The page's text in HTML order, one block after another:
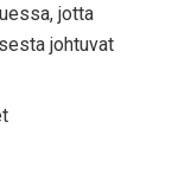
jotta
johtuvat